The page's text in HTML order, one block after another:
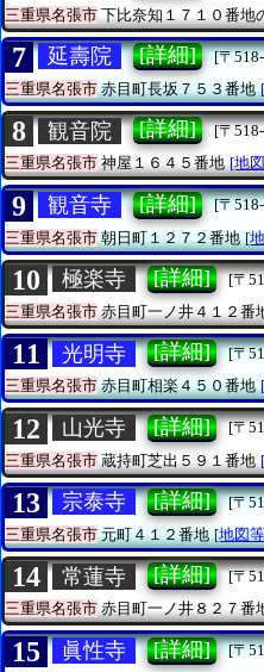
三重県名張市 下比奈知１７１０番地
7 延壽院 [詳細]
[〒
三重県名張市赤目町長坂７５３番地
8 観音院 [詳細]
[〒
三重県名張市神屋１６４５番地 [地
9 観音寺 [詳細]
[〒
三重県名張市朝日町１２７２番地 [
10 極楽寺 [詳細]
[〒
三重県名張市 赤目町一ノ井４１２番
11 光明寺 [詳細]
[〒
三重県名張市赤目町相楽４５０番地
12 山光寺 [詳細]
[〒
三重県名張市 蔵持町芝出５９１番地
13 宗泰寺 [詳細]
[〒
三重県名張市元町４１２番地 [地図
14 常蓮寺 [詳細]
[〒
三重県名張市赤目町一ノ井８２７番
15 眞性寺 [詳細] [〒